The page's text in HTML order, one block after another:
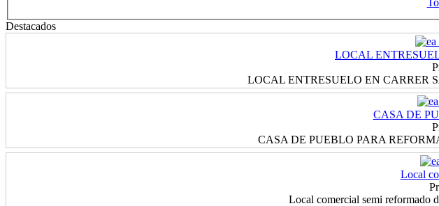
Destacados
LOCAL
LOCAL ENTRESUELO EN CARRER
CASA DE
CASA DE PUEBLO PARA
Local
Local comercial semi reformado